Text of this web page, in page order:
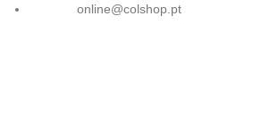
online@colshop.pt